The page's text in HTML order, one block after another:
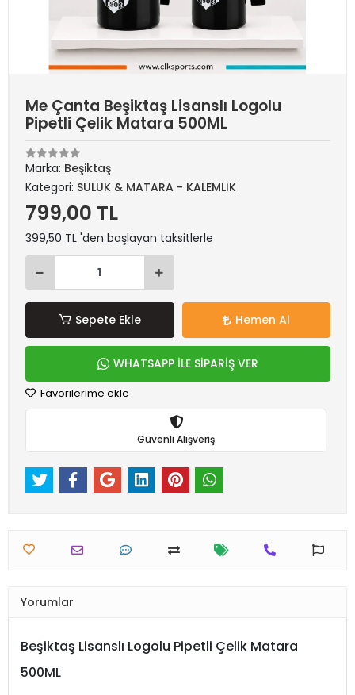
Me Çanta Beşiktaş Lisanslı Logolu
Pipetli Çelik Matara 500ML
Marka: Beşiktaş
Kategori: SULUK & MATARA - KALEMLİK
799,00 TL
399,50 TL 'den başlayan taksitlerle
Sepete Ekle Hemen Al
WHATSAPP İLE SİPARİŞ VER
Favorilerime ekle
Güvenli Alışveriş
Yorumlar
Beşiktaş Lisanslı Logolu Pipetli Çelik Matara
500ML